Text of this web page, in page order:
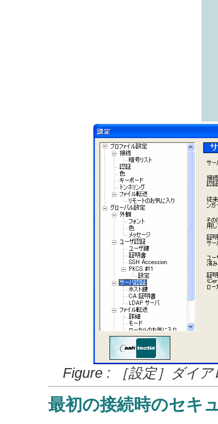
Figure : ［設定］ダイ
最初の接続時のセキ